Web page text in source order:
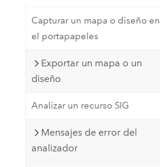
Capturar un mapa o diseño en
el portapapeles
Exportar un mapa o un
diseño
Analizar un recurso SIG
Mensajes de error del
analizador